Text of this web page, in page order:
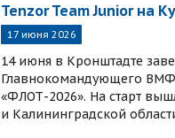
Tenzor Team Junior на
17 июня 2026
14 июня в Кронштадте
Главнокомандующего
«ФЛОТ-2026». На старт
и Калининградской